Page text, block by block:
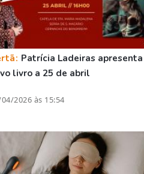
Patrícia Ladeiras apresenta
livro a 25 de abril
2026 às 15:54